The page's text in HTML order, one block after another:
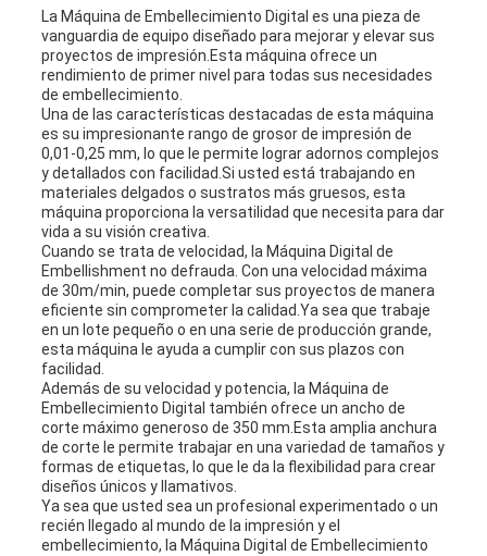
TRABAJO
MAPA
DEL
SITIO
POLÍTICA
PRIVACIDAD
La Máquina de Embellecimiento Digital es una pieza de
vanguardia de equipo diseñado para mejorar y elevar sus
proyectos de impresión.Esta máquina ofrece un
rendimiento de primer nivel para todas sus necesidades
de embellecimiento.
Una de las características destacadas de esta máquina
es su impresionante rango de grosor de impresión de
0,01-0,25 mm, lo que le permite lograr adornos complejos
y detallados con facilidad.Si usted está trabajando en
materiales delgados o sustratos más gruesos, esta
máquina proporciona la versatilidad que necesita para dar
vida a su visión creativa.
Cuando se trata de velocidad, la Máquina Digital de
Embellishment no defrauda. Con una velocidad máxima
de 30m/min, puede completar sus proyectos de manera
eficiente sin comprometer la calidad.Ya sea que trabaje
en un lote pequeño o en una serie de producción grande,
esta máquina le ayuda a cumplir con sus plazos con
facilidad.
Además de su velocidad y potencia, la Máquina de
Embellecimiento Digital también ofrece un ancho de
corte máximo generoso de 350 mm.Esta amplia anchura
de corte le permite trabajar en una variedad de tamaños y
formas de etiquetas, lo que le da la flexibilidad para crear
diseños únicos y llamativos.
Ya sea que usted sea un profesional experimentado o un
recién llegado al mundo de la impresión y el
embellecimiento, la Máquina Digital de Embellecimiento